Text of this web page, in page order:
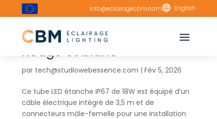
info@eclairagecbm.com English
Tube régulable 180cm –
Rouge et blanc
par tech@studiowebessence.com | Fév 5, 2026
Ce tube LED étanche IP67 de 18W est équipé d’un
câble électrique intégré de 3,5 m et de
connecteurs mâle-femelle pour une installation